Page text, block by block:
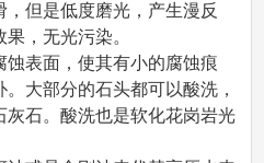
但是低度磨光，产生漫反
，无光污染。
蚀表面，使其有小的腐蚀痕
大部分的石头都可以酸洗，
石。酸洗也是软化花岗岩光